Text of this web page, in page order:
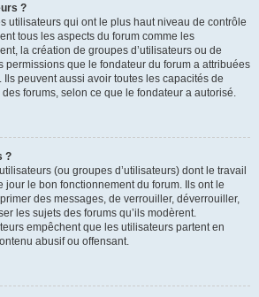
?
utilisateurs qui ont le plus haut niveau de contrôle
tous les aspects du forum comme les
la création de groupes d’utilisateurs ou de
permissions que le fondateur du forum a attribuées
peuvent aussi avoir toutes les capacités de
forums, selon ce que le fondateur a autorisé.
?
(ou groupes d’utilisateurs) dont le travail
jour le bon fonctionnement du forum. Ils ont le
des messages, de verrouiller, déverrouiller,
les sujets des forums qu’ils modèrent.
empêchent que les utilisateurs partent en
abusif ou offensant.